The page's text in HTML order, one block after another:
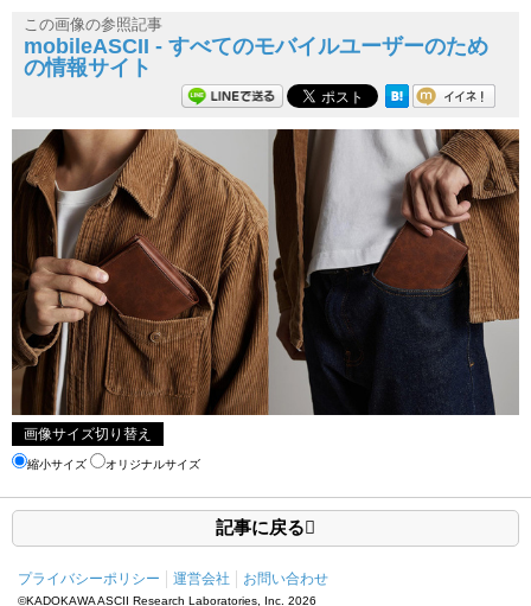
この画像の参照記事
mobileASCII - すべてのモバイルユーザーのため
の情報サイト
画像サイズ切り替え
縮小サイズ オリジナルサイズ
記事に戻る
プライバシーポリシー 運営会社 お問い合わせ
©KADOKAWA ASCII Research Laboratories, Inc. 2026